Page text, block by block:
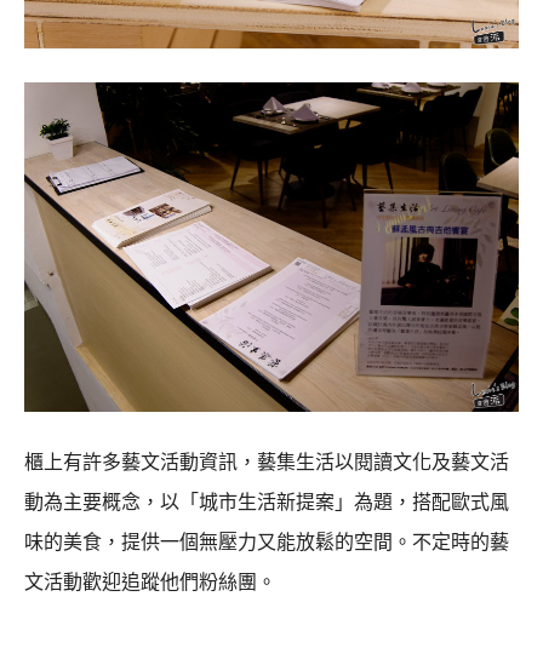
櫃上有許多藝文活動資訊，藝集生活以閱讀文化及藝文活
動為主要概念，以「城市生活新提案」為題，搭配歐式風
味的美食，提供一個無壓力又能放鬆的空間。不定時的藝
文活動歡迎追蹤他們粉絲團。